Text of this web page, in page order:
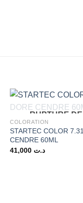
RUPTURE
COLORATION
STARTEC COLOR
CENDRE 60ML
د.ت